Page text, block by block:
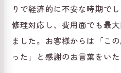
りで経済的に不安な時期で
修理対応し、費用面でも最
ました。お客様からは「こ
った」と感謝のお言葉をい